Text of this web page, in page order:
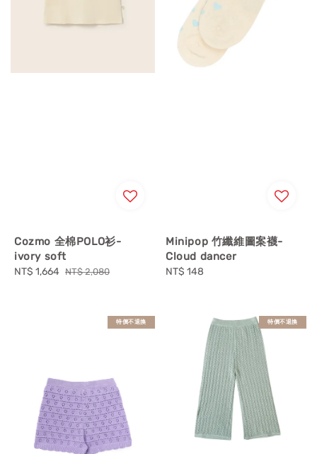
Cozmo 全棉POLO衫-
ivory soft
Sale
NT$ 1,664 Regular
NT$ 2,080
Minipop 竹纖維圖案襪-
Cloud dancer
Regular
NT$ 148
特價不退換 特價不退換